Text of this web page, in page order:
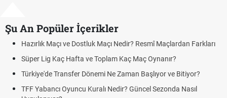
Şu An Popüler İçerikler
Maçı ve Dostluk Maçı Nedir? Resmî Maçlardan Farkları
Kaç Hafta ve Toplam Kaç Maç Oynanır?
Transfer Dönemi Ne Zaman Başlıyor ve Bitiyor?
Oyuncu Kuralı Nedir? Güncel Sezonda Nasıl
Puan
Futbol